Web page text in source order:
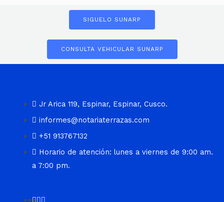
SIGUELO SUNARP
CONSULTA VEHICULAR SUNARP
Jr Arica 119, Espinar, Espinar, Cusco.
informes@notariaterrazas.com
+51 913767132
Horario de atención: lunes a viernes de 9:00 am.
a 7:00 pm.